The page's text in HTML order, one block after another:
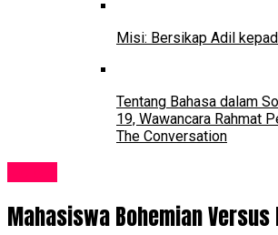
Misi: Bersikap Adil
Tentang Bahasa dalam
19, Wawancara Rahmat
The Conversation
Mahasiswa Bohemian Versus